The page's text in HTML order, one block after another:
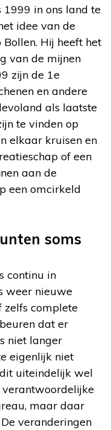
1999 in ons land te
idee van de
Hij heeft het
van de mijnen
zijn de 1e
en andere
als laatste
te vinden op
elkaar kruisen en
of een
aan de
een omcirkeld
soms
continu in
weer nieuwe
zelfs complete
dat er
niet langer
eigenlijk niet
uiteindelijk wel
maar daar
veranderingen